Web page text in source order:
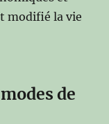
modifié la vie
de